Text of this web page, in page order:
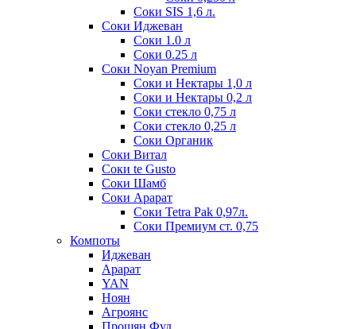
Соки SIS 1,6 л.
Соки Иджеван
Соки 1.0 л
Соки 0.25 л
Соки Noyan Premium
Соки и Нектары 1,0 л
Соки и Нектары 0,2 л
Соки стекло 0,75 л
Соки стекло 0,25 л
Соки Органик
Соки Витал
Соки te Gusto
Соки Шамб
Соки Арарат
Соки Tetra Pak 0,97л.
Соки Премиум ст. 0,75
Компоты
Иджеван
Арарат
YAN
Ноян
Агроянс
Прошян Фуд